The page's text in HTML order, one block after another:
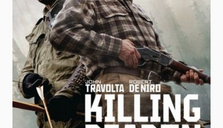
ФИЛЬМЫ 05.09.2013
Сезон убийц/ Killing Season скачать
бесплатно
Новейший остросюжетный фильм с участием
мировых звезд Роберта де Ниро и Джона
Траволты.